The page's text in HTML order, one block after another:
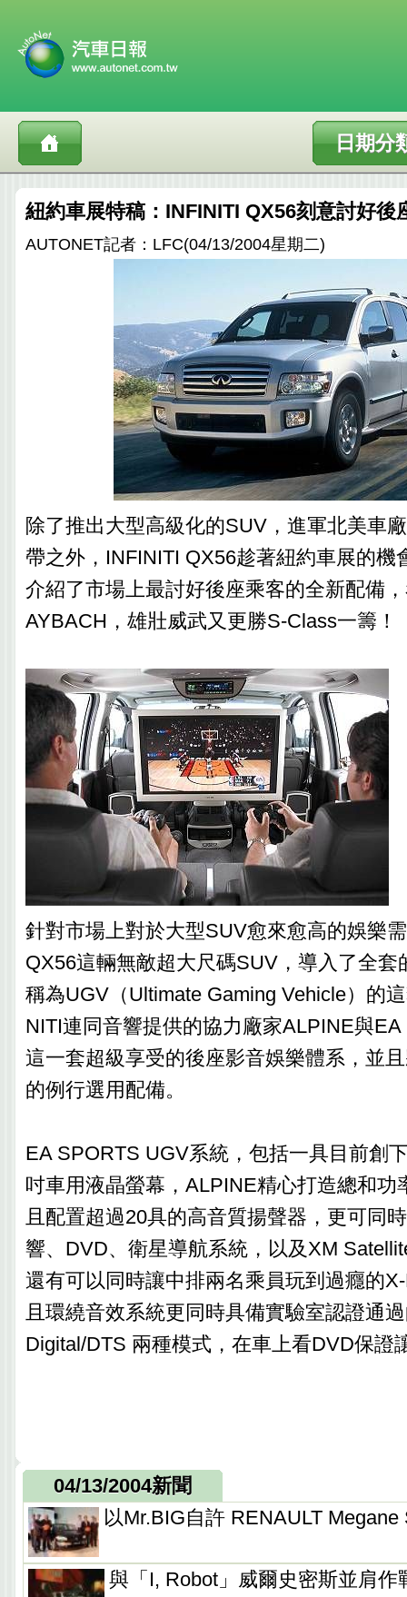
日期分
紐約車展特稿：INFINITI QX56刻意討好後
AUTONET記者：LFC(04/13/2004星期二)
除了推出大型高級化的SUV，進軍北美車
帶之外，INFINITI QX56趁著紐約車展的機
介紹了市場上最討好後座乘客的全新配備
AYBACH，雄壯威武又更勝S-Class一籌！
針對市場上對於大型SUV愈來愈高的娛樂
QX56這輛無敵超大尺碼SUV，導入了全套
稱為UGV（Ultimate Gaming Vehicle）的
NITI連同音響提供的協力廠家ALPINE與
這一套超級享受的後座影音娛樂體系，並
的例行選用配備。
EA SPORTS UGV系統，包括一具目前創
吋車用液晶螢幕，ALPINE精心打造總和功
且配置超過20具的高音質揚聲器，更可同
響、DVD、衛星導航系統，以及XM
還有可以同時讓中排兩名乘員玩到過癮的
且環繞音效系統更同時具備實驗室認證通
Digital/DTS 兩種模式，在車上看DVD保證
04/13/2004新聞
以Mr.BIG自許 RENAULT
與「I, Robot」威爾史密斯並肩作